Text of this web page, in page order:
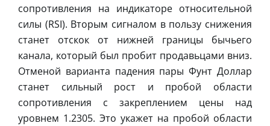
сопротивления на индикаторе относительной
силы (RSI). Вторым сигналом в пользу снижения
станет отскок от нижней границы бычьего
канала, который был пробит продавьцами вниз.
Отменой варианта падения пары Фунт Доллар
станет сильный рост и пробой области
сопротивления с закреплением цены над
уровнем 1.2305. Это укажет на пробой области